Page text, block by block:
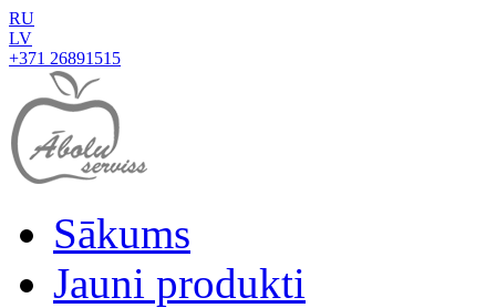
RU
LV
+371 26891515
Sākums
Jauni produkti